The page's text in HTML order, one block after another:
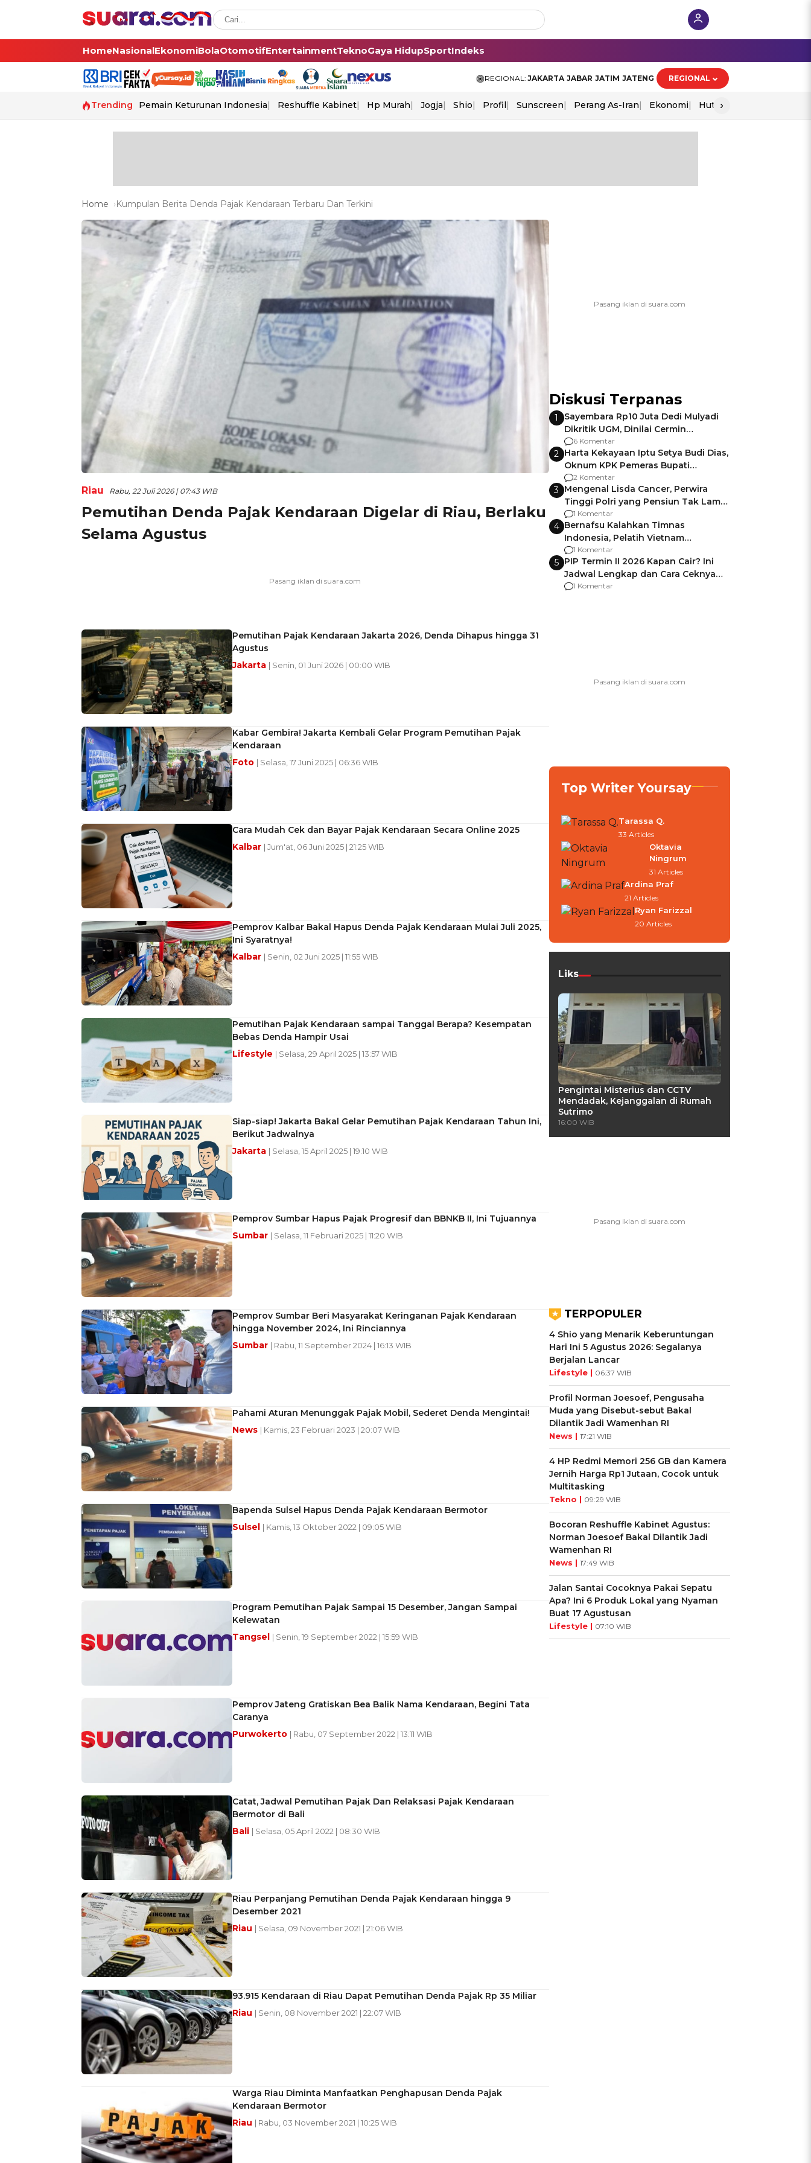
HomeNasionalEkonomiBolaOtomotifEntertainmentTeknoGaya HidupSportIndeks
REGIONAL: JAKARTA JABAR JATIM JATENG REGIONAL
Trending Pemain Keturunan Indonesia Reshuffle Kabinet Hp Murah Jogja Shio Profil Sunscreen Perang As-Iran Ekonomi Hut Ri
›
Home Kumpulan Berita Denda Pajak Kendaraan Terbaru Dan Terkini
Riau Rabu, 22 Juli 2026 | 07:43 WIB
Pemutihan Denda Pajak Kendaraan Digelar di Riau, Berlaku
Selama Agustus
Pemutihan Pajak Kendaraan Jakarta 2026, Denda Dihapus hingga 31
Agustus
Jakarta | Senin, 01 Juni 2026 | 00:00 WIB
Kabar Gembira! Jakarta Kembali Gelar Program Pemutihan Pajak
Kendaraan
Foto | Selasa, 17 Juni 2025 | 06:36 WIB
Cara Mudah Cek dan Bayar Pajak Kendaraan Secara Online 2025
Kalbar | Jum'at, 06 Juni 2025 | 21:25 WIB
Pemprov Kalbar Bakal Hapus Denda Pajak Kendaraan Mulai Juli 2025,
Ini Syaratnya!
Kalbar | Senin, 02 Juni 2025 | 11:55 WIB
Pemutihan Pajak Kendaraan sampai Tanggal Berapa? Kesempatan
Bebas Denda Hampir Usai
Lifestyle | Selasa, 29 April 2025 | 13:57 WIB
Siap-siap! Jakarta Bakal Gelar Pemutihan Pajak Kendaraan Tahun Ini,
Berikut Jadwalnya
Jakarta | Selasa, 15 April 2025 | 19:10 WIB
Pemprov Sumbar Hapus Pajak Progresif dan BBNKB II, Ini Tujuannya
Sumbar | Selasa, 11 Februari 2025 | 11:20 WIB
Pemprov Sumbar Beri Masyarakat Keringanan Pajak Kendaraan
hingga November 2024, Ini Rinciannya
Sumbar | Rabu, 11 September 2024 | 16:13 WIB
Pahami Aturan Menunggak Pajak Mobil, Sederet Denda Mengintai!
News | Kamis, 23 Februari 2023 | 20:07 WIB
Bapenda Sulsel Hapus Denda Pajak Kendaraan Bermotor
Sulsel | Kamis, 13 Oktober 2022 | 09:05 WIB
Program Pemutihan Pajak Sampai 15 Desember, Jangan Sampai
Kelewatan
Tangsel | Senin, 19 September 2022 | 15:59 WIB
Pemprov Jateng Gratiskan Bea Balik Nama Kendaraan, Begini Tata
Caranya
Purwokerto | Rabu, 07 September 2022 | 13:11 WIB
Catat, Jadwal Pemutihan Pajak Dan Relaksasi Pajak Kendaraan
Bermotor di Bali
Bali | Selasa, 05 April 2022 | 08:30 WIB
Riau Perpanjang Pemutihan Denda Pajak Kendaraan hingga 9
Desember 2021
Riau | Selasa, 09 November 2021 | 21:06 WIB
93.915 Kendaraan di Riau Dapat Pemutihan Denda Pajak Rp 35 Miliar
Riau | Senin, 08 November 2021 | 22:07 WIB
Warga Riau Diminta Manfaatkan Penghapusan Denda Pajak
Kendaraan Bermotor
Riau | Rabu, 03 November 2021 | 10:25 WIB
Diskusi Terpanas
1
Sayembara Rp10 Juta Dedi Mulyadi
Dikritik UGM, Dinilai Cermin
Gagalnya Negara Jamin Keamanan
6 Komentar
2 Harta Kekayaan Iptu Setya Budi Dias,
Oknum KPK Pemeras Bupati
Pemalang
2 Komentar
3 Mengenal Lisda Cancer, Perwira
Tinggi Polri yang Pensiun Tak Lama
Usai Jadi Brigjen
1 Komentar
4 Bernafsu Kalahkan Timnas
Indonesia, Pelatih Vietnam
Berencana Pakai Jimat di Pakansari
1 Komentar
5 PIP Termin II 2026 Kapan Cair? Ini
Jadwal Lengkap dan Cara Ceknya
agar Dana Tidak Hangus!
1 Komentar
Top Writer Yoursay
Tarassa Q.
33 Articles
Oktavia
Ningrum
31 Articles
Ardina Praf
21 Articles
Ryan Farizzal
20 Articles
Liks
Pengintai Misterius dan CCTV
Mendadak, Kejanggalan di Rumah
Sutrimo
16:00 WIB
TERPOPULER
4 Shio yang Menarik Keberuntungan
Hari Ini 5 Agustus 2026: Segalanya
Berjalan Lancar
Lifestyle | 06:37 WIB
Profil Norman Joesoef, Pengusaha
Muda yang Disebut-sebut Bakal
Dilantik Jadi Wamenhan RI
News | 17:21 WIB
4 HP Redmi Memori 256 GB dan Kamera
Jernih Harga Rp1 Jutaan, Cocok untuk
Multitasking
Tekno | 09:29 WIB
Bocoran Reshuffle Kabinet Agustus:
Norman Joesoef Bakal Dilantik Jadi
Wamenhan RI
News | 17:49 WIB
Jalan Santai Cocoknya Pakai Sepatu
Apa? Ini 6 Produk Lokal yang Nyaman
Buat 17 Agustusan
Lifestyle | 07:10 WIB